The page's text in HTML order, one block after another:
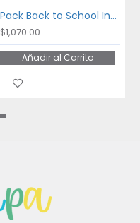
Pack Back to School Inter Miami
$1,070.00
Añadir al Carrito